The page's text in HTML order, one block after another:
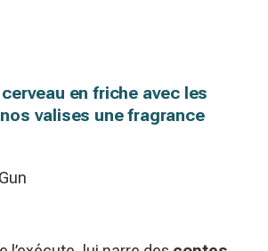
en friche avec les
valises une fragrance